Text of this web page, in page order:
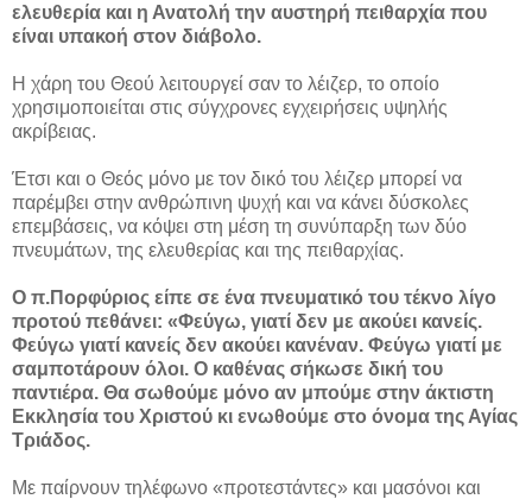
ελευθερία και η Ανατολή την αυστηρή πειθαρχία που
είναι υπακοή στον διάβολο.
Η χάρη του Θεού λειτουργεί σαν το λέιζερ, το οποίο
χρησιμοποιείται στις σύγχρονες εγχειρήσεις υψηλής
ακρίβειας.
Έτσι και ο Θεός μόνο με τον δικό του λέιζερ μπορεί να
παρέμβει στην ανθρώπινη ψυχή και να κάνει δύσκολες
επεμβάσεις, να κόψει στη μέση τη συνύπαρξη των δύο
πνευμάτων, της ελευθερίας και της πειθαρχίας.
Ο π.Πορφύριος είπε σε ένα πνευματικό του τέκνο λίγο
προτού πεθάνει: «Φεύγω, γιατί δεν με ακούει κανείς.
Φεύγω γιατί κανείς δεν ακούει κανέναν. Φεύγω γιατί με
σαμποτάρουν όλοι. Ο καθένας σήκωσε δική του
παντιέρα. Θα σωθούμε μόνο αν μπούμε στην άκτιστη
Εκκλησία του Χριστού κι ενωθούμε στο όνομα της Αγίας
Τριάδος.
Με παίρνουν τηλέφωνο «προτεστάντες» και μασόνοι και